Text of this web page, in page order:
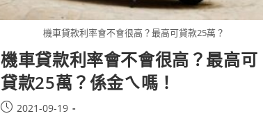
機車貸款利率會不會很高？最高可貸款25萬？
機車貸款利率會不會很高？最高可
貸款25萬？係金ㄟ嗎！
2021-09-19